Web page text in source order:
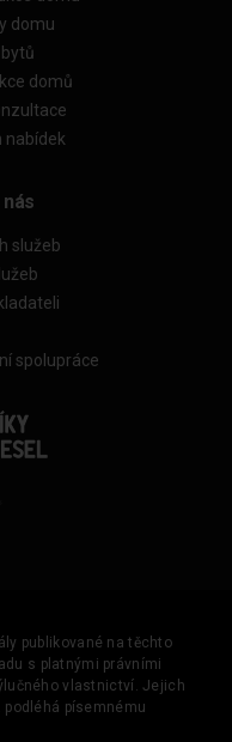
domu
domů
nabídek
služeb
spolupráce
publikované na těchto
s platnými právními
vlastnictví. Jejich
písemnému